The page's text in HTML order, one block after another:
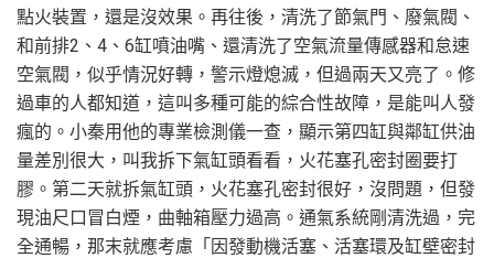
點火裝置，還是沒效果。再往後，清洗了節氣門、廢氣閥、
和前排2、4、6缸噴油嘴、還清洗了空氣流量傳感器和怠速
空氣閥，似乎情況好轉，警示燈熄滅，但過兩天又亮了。修
過車的人都知道，這叫多種可能的綜合性故障，是能叫人發
瘋的。小秦用他的專業檢測儀一查，顯示第四缸與鄰缸供油
量差別很大，叫我拆下氣缸頭看看，火花塞孔密封圈要打
膠。第二天就拆氣缸頭，火花塞孔密封很好，沒問題，但發
現油尺口冒白煙，曲軸箱壓力過高。通氣系統剛清洗過，完
全通暢，那末就應考慮「因發動機活塞、活塞環及缸壁密封